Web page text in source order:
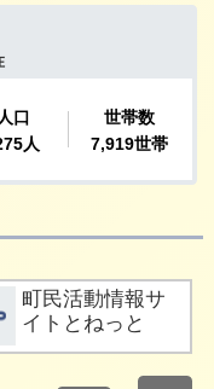
詳細をみる
町民活動情報サ
イトとねっと